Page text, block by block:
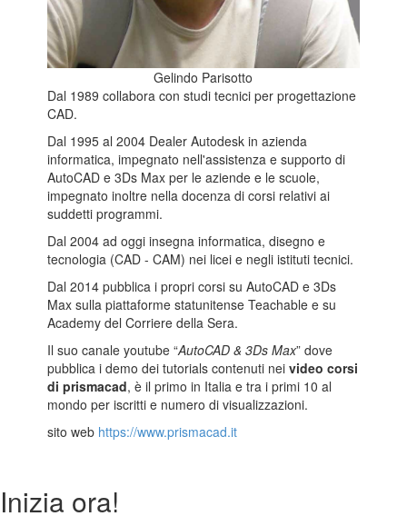
Gelindo Parisotto
Dal 1989 collabora con studi tecnici per progettazione
CAD.
Dal 1995 al 2004 Dealer Autodesk in azienda
informatica, impegnato nell'assistenza e supporto di
AutoCAD e 3Ds Max per le aziende e le scuole,
impegnato inoltre nella docenza di corsi relativi ai
suddetti programmi.
Dal 2004 ad oggi insegna informatica, disegno e
tecnologia (CAD - CAM) nei licei e negli istituti tecnici.
Dal 2014 pubblica i propri corsi su AutoCAD e 3Ds
Max sulla piattaforme statunitense Teachable e su
Academy del Corriere della Sera.
Il suo canale youtube “AutoCAD & 3Ds Max” dove
pubblica i demo dei tutorials contenuti neivideo corsi
di prismacad, è il primo in Italia e tra i primi 10 al
mondo per iscritti e numero di visualizzazioni.
sito web https://www.prismacad.it
Inizia ora!